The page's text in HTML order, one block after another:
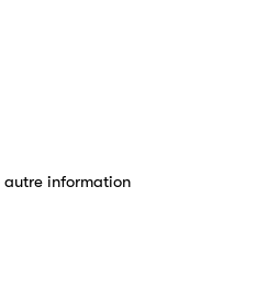
autre information